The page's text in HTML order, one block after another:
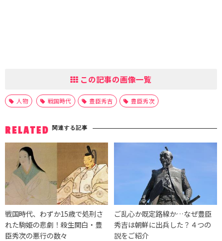
この記事の画像一覧
人物 戦国時代 豊臣秀吉 豊臣秀次
RELATED 関連する記事
戦国時代、わずか15歳で処刑さ
れた駒姫の悲劇！殺生関白・豊
臣秀次の悪行の数々
ご乱心か既定路線か…なぜ豊臣
秀吉は朝鮮に出兵した？４つの
説をご紹介